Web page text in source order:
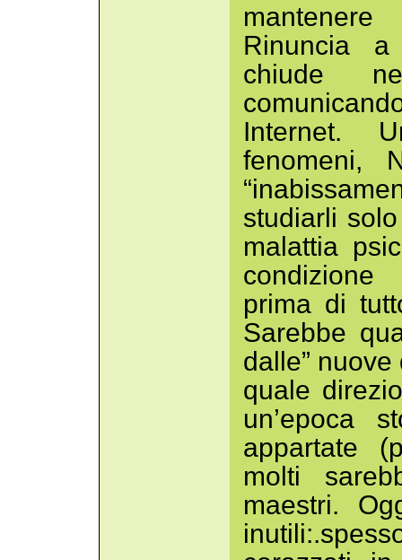
Rinuncia
chiude
Internet.
fenomeni,
studiarli
malattia
condizione
prima di
Sarebbe
dalle”
quale
un’epoca
appartate
molti
maestri.